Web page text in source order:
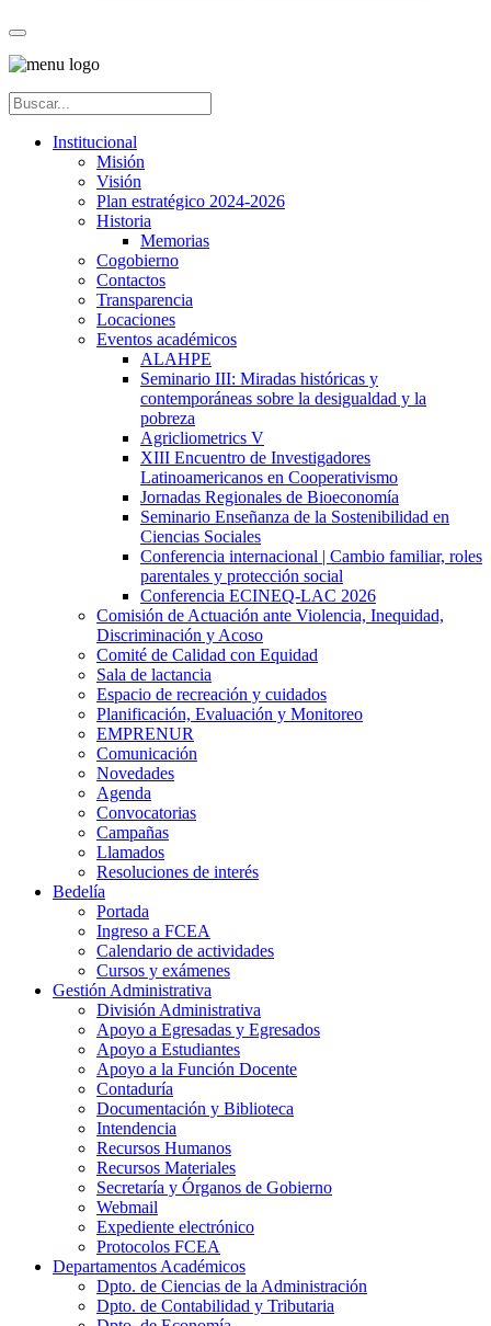
Institucional
Misión
Visión
Plan estratégico 2024-2026
Historia
Memorias
Cogobierno
Contactos
Transparencia
Locaciones
Eventos académicos
ALAHPE
Seminario III: Miradas históricas y
contemporáneas sobre la desigualdad y la
pobreza
Agricliometrics V
XIII Encuentro de Investigadores
Latinoamericanos en Cooperativismo
Jornadas Regionales de Bioeconomía
Seminario Enseñanza de la Sostenibilidad en
Ciencias Sociales
Conferencia internacional | Cambio familiar, roles
parentales y protección social
Conferencia ECINEQ-LAC 2026
Comisión de Actuación ante Violencia, Inequidad,
Discriminación y Acoso
Comité de Calidad con Equidad
Sala de lactancia
Espacio de recreación y cuidados
Planificación, Evaluación y Monitoreo
EMPRENUR
Comunicación
Novedades
Agenda
Convocatorias
Campañas
Llamados
Resoluciones de interés
Bedelía
Portada
Ingreso a FCEA
Calendario de actividades
Cursos y exámenes
Gestión Administrativa
División Administrativa
Apoyo a Egresadas y Egresados
Apoyo a Estudiantes
Apoyo a la Función Docente
Contaduría
Documentación y Biblioteca
Intendencia
Recursos Humanos
Recursos Materiales
Secretaría y Órganos de Gobierno
Webmail
Expediente electrónico
Protocolos FCEA
Departamentos Académicos
Dpto. de Ciencias de la Administración
Dpto. de Contabilidad y Tributaria